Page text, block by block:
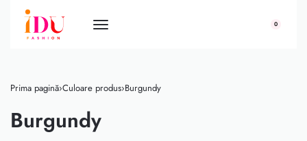
conținut
0
Prima pagină›Culoare produs›Burgundy
Burgundy